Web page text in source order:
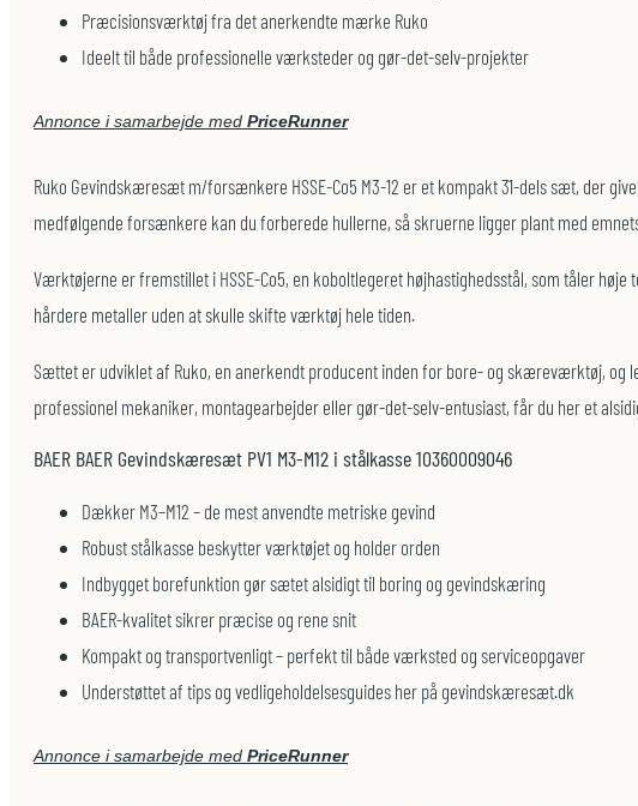
Præcisionsværktøj fra det anerkendte mærke Ruko
Ideelt til både professionelle værksteder og gør-det-selv-projekter
Annonce i samarbejde med PriceRunner
Ruko Gevindskæresæt m/forsænkere HSSE-Co5 M3-12 er et kompakt 31-dels sæt, der
medfølgende forsænkere kan du forberede hullerne, så skruerne ligger plant med
Værktøjerne er fremstillet i HSSE-Co5, en koboltlegeret højhastighedsstål, som tåler
hårdere metaller uden at skulle skifte værktøj hele tiden.
Sættet er udviklet af Ruko, en anerkendt producent inden for bore- og skæreværktøj, og
professionel mekaniker, montage­arbejder eller gør-det-selv-entusiast, får du her et
BAER BAER Gevindskæresæt PV1 M3-M12 i stålkasse 10360009046
Dækker M3–M12 – de mest anvendte metriske gevind
Robust stålkasse beskytter værktøjet og holder orden
Indbygget borefunktion gør sætet alsidigt til boring og gevindskæring
BAER-kvalitet sikrer præcise og rene snit
Kompakt og transportvenligt – perfekt til både værksted og serviceopgaver
Understøttet af tips og vedligeholdelsesguides her på gevindskæresæt.dk
Annonce i samarbejde med PriceRunner